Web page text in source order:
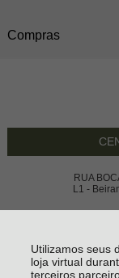
Utilizamos seus
loja virtual
terceiros
Compras
RUA
L1 -
Todos os direitos